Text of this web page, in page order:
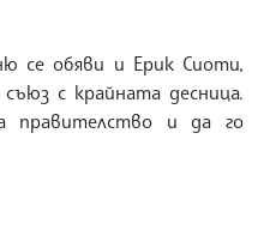
се обяви и Ерик Сиоти,
с крайната десница.
правителство и да го